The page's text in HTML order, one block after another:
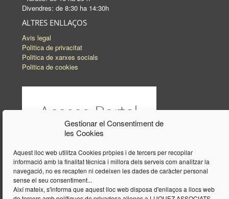
Gestionar el Consentiment de
les Cookies
Aquest lloc web utilitza Cookies pròpies i de tercers per recopilar
informació amb la finalitat tècnica i millora dels serveis com analitzar la
navegació, no es recapten ni cedeixen les dades de caràcter personal
sense el seu consentiment...
Així mateix, s'informa que aquest lloc web disposa d'enllaços a llocs web
Divendres: de 8:30 ha 14:30h
ALTRES ENLLAÇOS
Avis legal
Politica de privacitat
Politica de xarxes socials
Politica de cookies